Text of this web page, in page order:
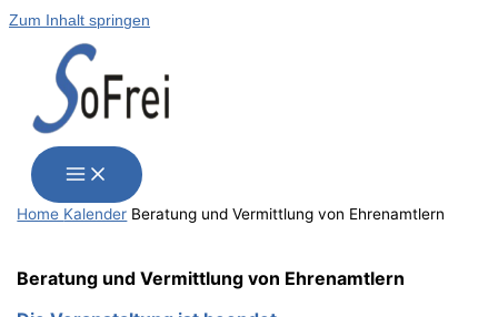
Zum Inhalt springen
Home Kalender Bera­tung und Ver­mitt­lung von Ehrenamtlern
Bera­tung und Ver­mitt­lung von Ehrenamtlern